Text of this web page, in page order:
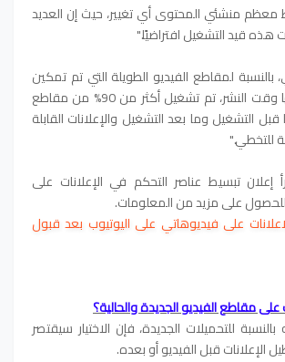
معظم منشئي المحتوى أي تغيير، حيث إن العديد
هذه قيد التشغيل افتراضيًا."
بالنسبة لمقاطع الفيديو الطويلة التي تم تمكين
تحقيق الدخل منها وقت النشر، تم تشغيل أكثر من 90% من مقاطع
قبل التشغيل وما بعد التشغيل والإعلانات القابلة
للتخطي."
تبسيط عناصر التحكم في الإعلانات على
على فيديوهاتي على اليوتيوب بعد قبول
للتحميلات الجديدة، فإن الاختيار سيقتصر
الإعلانات قبل الفيديو أو بعده.